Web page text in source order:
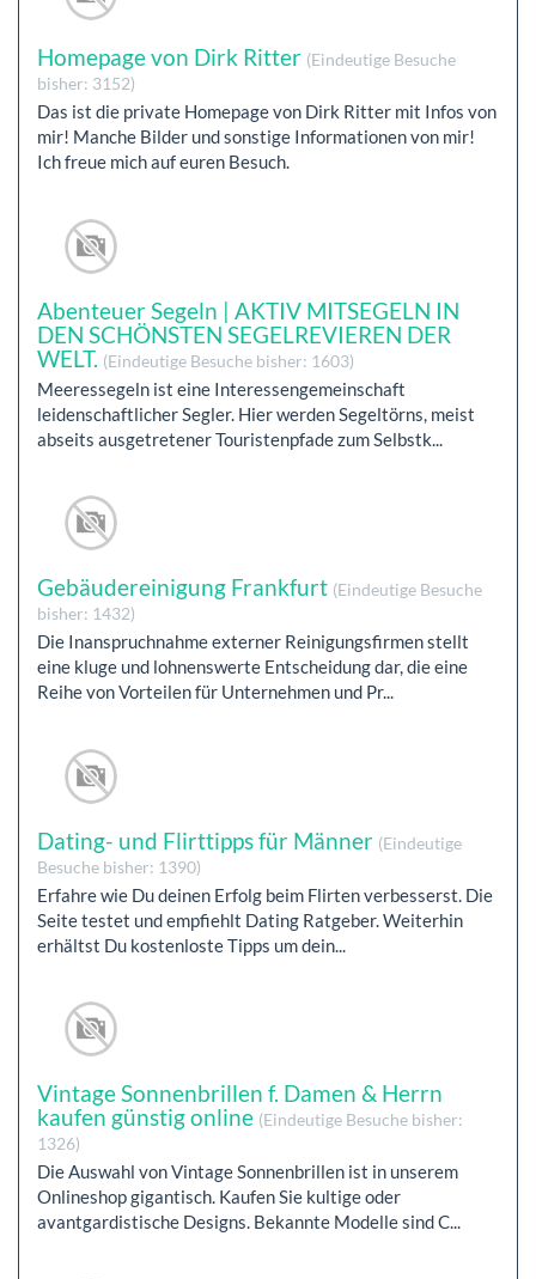
Homepage von Dirk Ritter (Eindeutige Besuche
bisher: 3152)
Das ist die private Homepage von Dirk Ritter mit Infos von
mir! Manche Bilder und sonstige Informationen von mir!
Ich freue mich auf euren Besuch.
Abenteuer Segeln | AKTIV MITSEGELN IN
DEN SCHÖNSTEN SEGELREVIEREN DER
WELT. (Eindeutige Besuche bisher: 1603)
Meeressegeln ist eine Interessengemeinschaft
leidenschaftlicher Segler. Hier werden Segeltörns, meist
abseits ausgetretener Touristenpfade zum Selbstk...
Gebäudereinigung Frankfurt (Eindeutige Besuche
bisher: 1432)
Die Inanspruchnahme externer Reinigungsfirmen stellt
eine kluge und lohnenswerte Entscheidung dar, die eine
Reihe von Vorteilen für Unternehmen und Pr...
Dating- und Flirttipps für Männer (Eindeutige
Besuche bisher: 1390)
Erfahre wie Du deinen Erfolg beim Flirten verbesserst. Die
Seite testet und empfiehlt Dating Ratgeber. Weiterhin
erhältst Du kostenloste Tipps um dein...
Vintage Sonnenbrillen f. Damen & Herrn
kaufen günstig online (Eindeutige Besuche bisher:
1326)
Die Auswahl von Vintage Sonnenbrillen ist in unserem
Onlineshop gigantisch. Kaufen Sie kultige oder
avantgardistische Designs. Bekannte Modelle sind C...